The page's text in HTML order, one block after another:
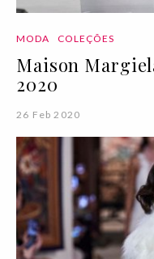
MODA COLEÇÕES
Maison
2020
26 Feb 2020